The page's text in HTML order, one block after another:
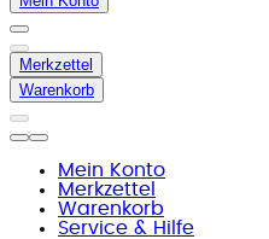
Merkzettel
Warenkorb
Mein Konto
Merkzettel
Warenkorb
Service & Hilfe